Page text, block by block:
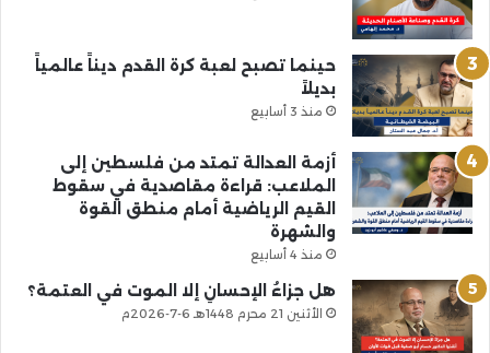
حينما تصبح لعبة كرة القدم ديناً عالمياً
بديلاً
منذ 3 أسابيع
أزمة العدالة تمتد من فلسطين إلى
الملاعب: قراءة مقاصدية في سقوط
القيم الرياضية أمام منطق القوة
والشهرة
منذ 4 أسابيع
هل جزاءُ الإحسانِ إلا الموت في العتمة؟
الأثنين 21 محرم 1448هـ 6-7-2026م